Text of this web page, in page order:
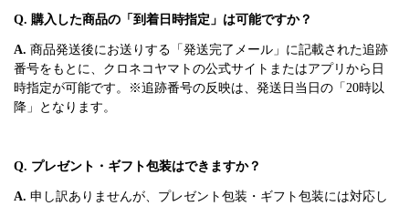
Q. 購入した商品の「到着日時指定」は可能ですか？
A. 商品発送後にお送りする「発送完了メール」に記載された追跡
番号をもとに、クロネコヤマトの公式サイトまたはアプリから日
時指定が可能です。※追跡番号の反映は、発送日当日の「20時以
降」となります。
Q. プレゼント・ギフト包装はできますか？
A. 申し訳ありませんが、プレゼント包装・ギフト包装には対応し